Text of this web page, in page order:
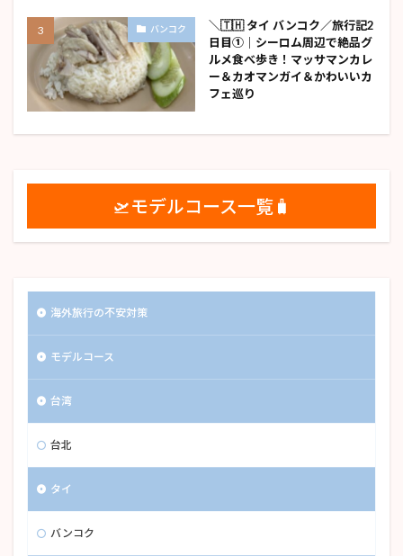
バンコク
＼🇹🇭 タイ バンコク／旅行記2
日目①｜シーロム周辺で絶品グ
ルメ食べ歩き！マッサマンカレ
ー＆カオマンガイ＆かわいいカ
フェ巡り
🛫モデルコース一覧🧳
海外旅行の不安対策
モデルコース
台湾
台北
タイ
バンコク